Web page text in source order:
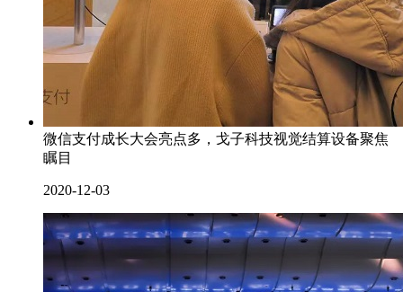
微信支付成长大会亮点多，戈子科技视觉结算设备聚焦
瞩目
2020-12-03